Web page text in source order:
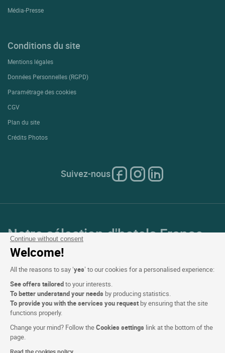
Continue without consent
Welcome!
All the reasons to say ‘yes’ to our cookies for a personalised experience:
See offers tailoredto your interests.
To better understand your needs by producing statistics.
To provide you with the services you request by ensuring that the site
functions properly.
Change your mind? Follow theCookies settings link at the bottom of the
page.
Média-Presse
Conditions du site
Mentions légales
Données Personnelles (RGPD)
Paramétrage des cookies
CGV
Plan du site
Crédits Photos
Suivez-nous
Notre sélection d'hotels France
et en Europe
Top Pays
Top Régions
Top Villes
Top Hotels